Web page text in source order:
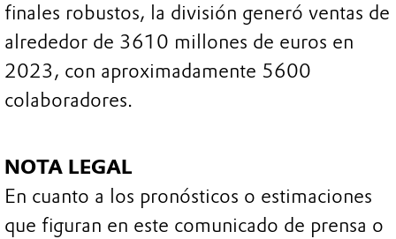
finales robustos, la división generó ventas de
alrededor de 3610 millones de euros en
2023, con aproximadamente 5600
colaboradores.
NOTA LEGAL
En cuanto a los pronósticos o estimaciones
que figuran en este comunicado de prensa o